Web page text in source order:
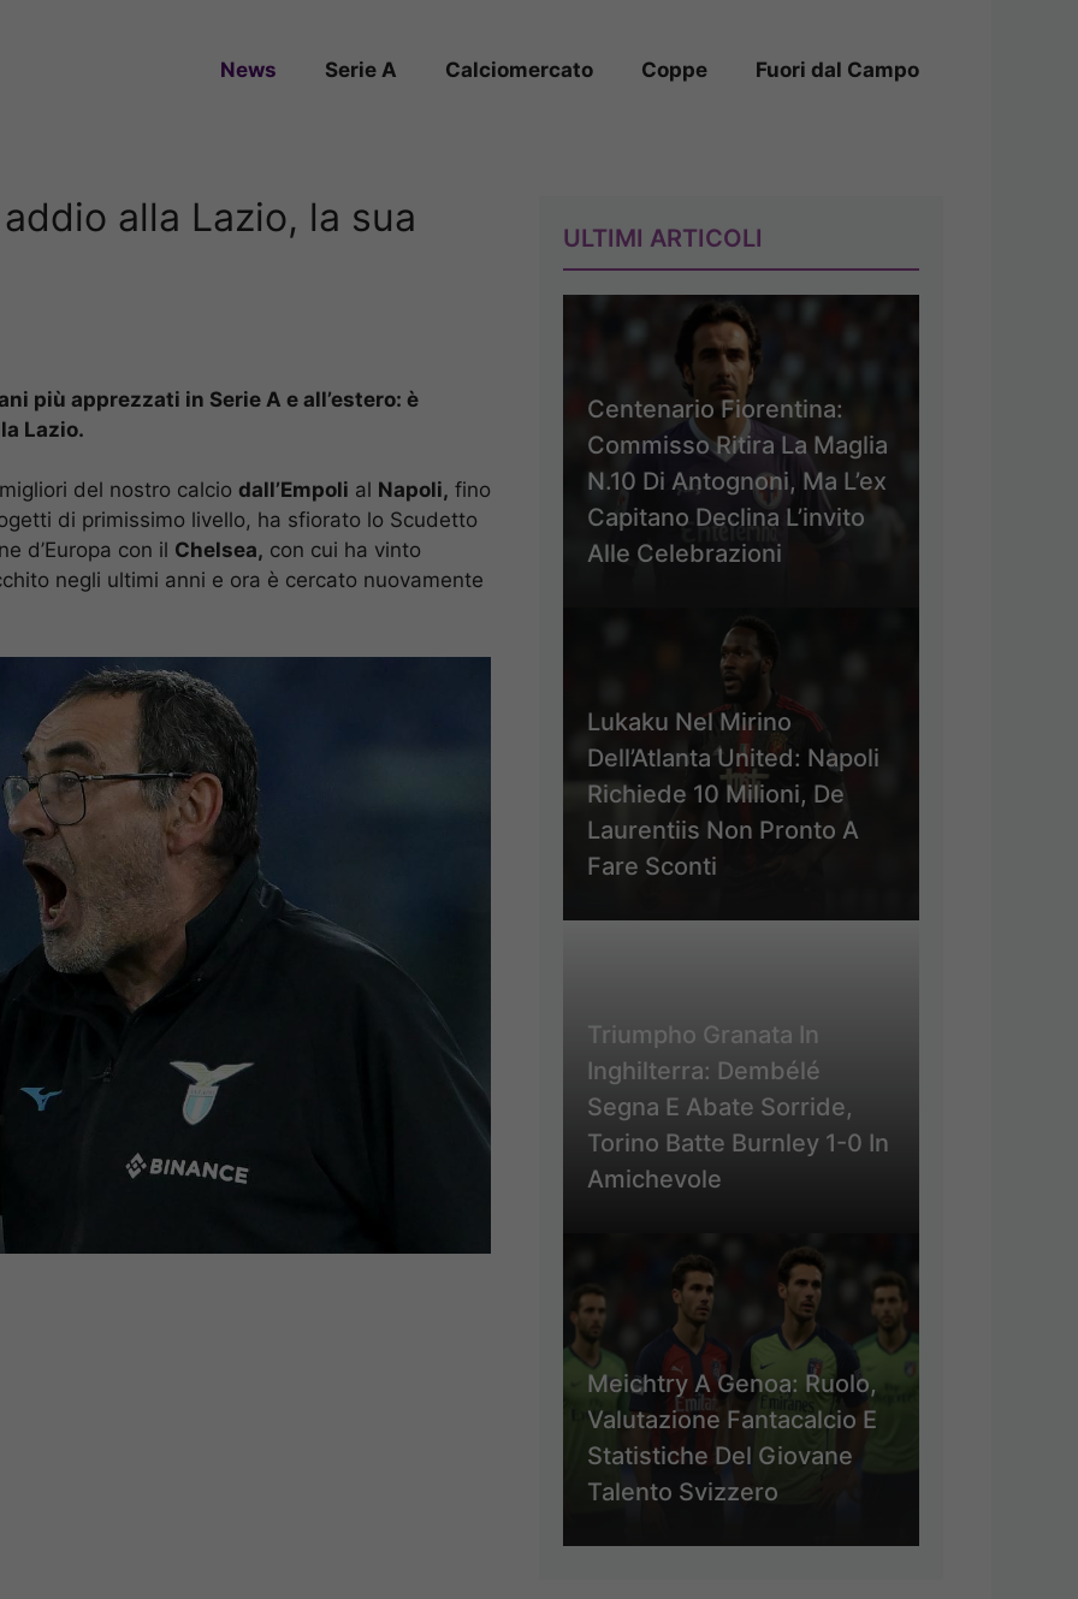
News Serie A Calciomercato Coppe Fuori dal Campo
alla Lazio, la sua
più apprezzati in Serie A e all’estero: è
Lazio.
del nostro calcio dall’Empoli al Napoli, fino
di primissimo livello, ha sfiorato lo Scudetto
d’Europa con il Chelsea, con cui ha vinto
negli ultimi anni e ora è cercato nuovamente
ULTIMI ARTICOLI
Centenario Fiorentina:
Commisso Ritira La Maglia
N.10 Di Antognoni, Ma L’ex
Capitano Declina L’invito
Alle Celebrazioni
Lukaku Nel Mirino
Dell’Atlanta United: Napoli
Richiede 10 Milioni, De
Laurentiis Non Pronto A
Fare Sconti
Triumpho Granata In
Inghilterra: Dembélé
Segna E Abate Sorride,
Torino Batte Burnley 1-0 In
Amichevole
Meichtry A Genoa: Ruolo,
Valutazione Fantacalcio E
Statistiche Del Giovane
Talento Svizzero